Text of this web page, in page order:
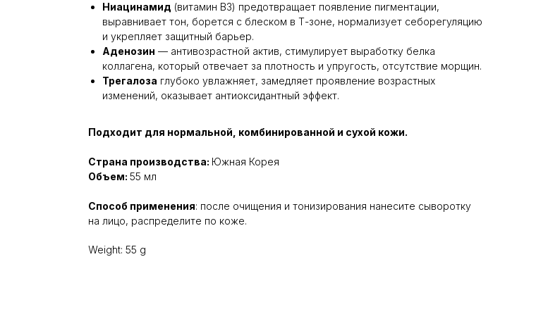
Ниацинамид (витамин B3) предотвращает появление пигментации,
выравнивает тон, борется с блеском в Т-зоне, нормализует себорегуляцию
и укрепляет защитный барьер.
Аденозин — антивозрастной актив, стимулирует выработку белка
коллагена, который отвечает за плотность и упругость, отсутствие морщин.
Трегалоза глубоко увлажняет, замедляет проявление возрастных
изменений, оказывает антиоксидантный эффект.
Подходит для нормальной, комбинированной и сухой кожи.
Страна производства: Южная Корея
Объем: 55 мл
Способ применения: после очищения и тонизирования нанесите сыворотку
на лицо, распределите по коже.
Weight: 55 g